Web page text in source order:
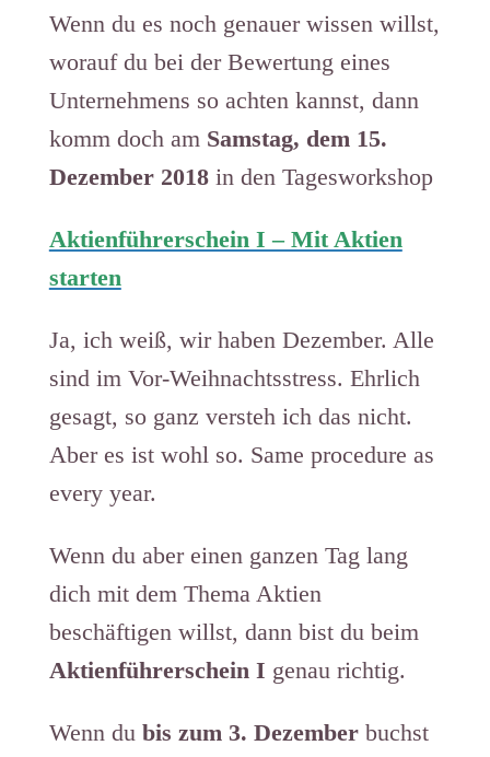
Wenn du es noch genauer wissen willst,
worauf du bei der Bewertung eines
Unternehmens so achten kannst, dann
komm doch am Samstag, dem 15.
Dezember 2018in den Tagesworkshop
Aktienführerschein I – Mit Aktien
starten
Ja, ich weiß, wir haben Dezember. Alle
sind im Vor-Weihnachtsstress. Ehrlich
gesagt, so ganz versteh ich das nicht.
Aber es ist wohl so. Same procedure as
every year.
Wenn du aber einen ganzen Tag lang
dich mit dem Thema Aktien
beschäftigen willst, dann bist du beim
Aktienführerschein I genau richtig.
Wenn du bis zum 3. Dezemberbuchst